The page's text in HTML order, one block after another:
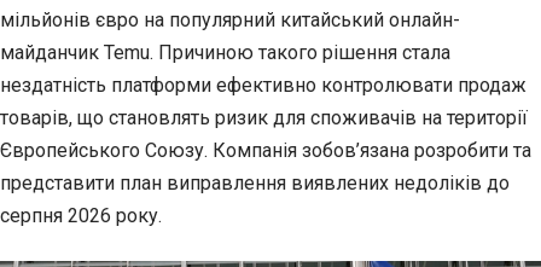
мільйонів євро на популярний китайський онлайн-
майданчик Temu. Причиною такого рішення стала
нездатність платформи ефективно контролювати продаж
товарів, що становлять ризик для споживачів на території
Європейського Союзу. Компанія зобов’язана розробити та
представити план виправлення виявлених недоліків до
серпня 2026 року.